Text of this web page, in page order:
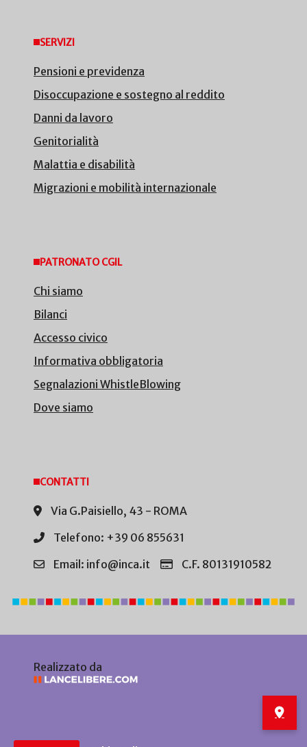
SERVIZI
Pensioni e previdenza
Disoccupazione e sostegno al reddito
Danni da lavoro
Genitorialità
Malattia e disabilità
Migrazioni e mobilità internazionale
PATRONATO CGIL
Chi siamo
Bilanci
Accesso civico
Informativa obbligatoria
Segnalazioni WhistleBlowing
Dove siamo
CONTATTI
Via G.Paisiello, 43 - ROMA
Telefono: +39 06 855631
Email: info@inca.it
C.F. 80131910582
Realizzato da